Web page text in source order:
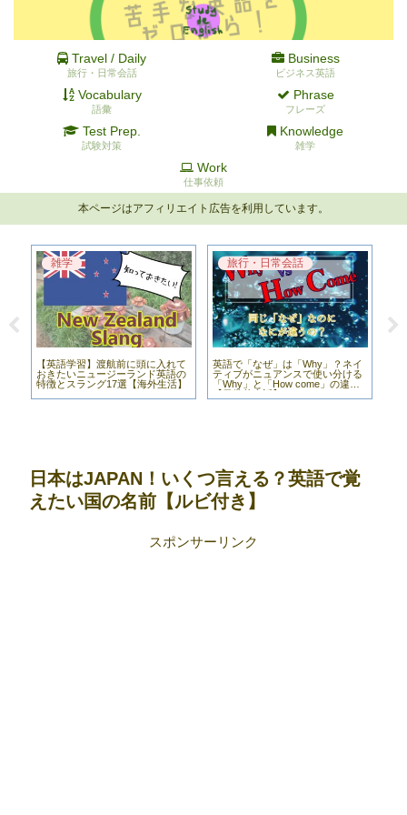
Travel / Daily
旅行・日常会話
Business
ビジネス英語
Vocabulary
語彙
Phrase
フレーズ
Test Prep.
試験対策
Knowledge
雑学
Work
仕事依頼
本ページはアフィリエイト広告を利用しています。
雑学
【英語学習】渡航前に頭に入れて
おきたいニュージーランド英語の
特徴とスラング17選【海外生活】
旅行・日常会話
英語で「なぜ」は「Why」？ネイ
ティブがニュアンスで使い分ける
「Why」と「How come」の違い
【日常英会話】
日本はJAPAN！いくつ言える？英語で覚
えたい国の名前【ルビ付き】
スポンサーリンク